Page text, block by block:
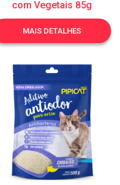
com Vegetais 85g
MAIS DETALHES